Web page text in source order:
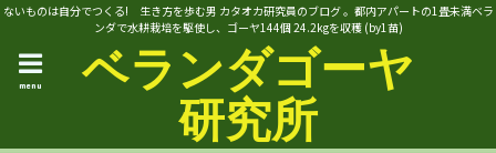
ないものは自分でつくる! 生き方を歩む男 カタオカ研究員のブログ 。都内アパートの1畳未満ベラ
ンダで水耕栽培を駆使し、ゴーヤ144個 24.2kgを収穫 (by1苗)
ベランダゴーヤ
研究所
menu